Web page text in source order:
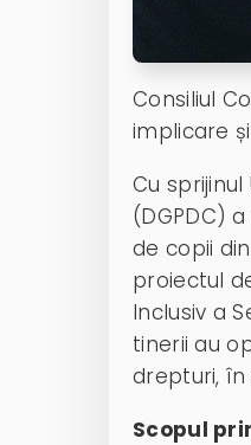
Consiliul
implicare
Cu
(DGPDC)
de copii
proiectul
Inclusiv a
tinerii au
drepturi,
Scopul